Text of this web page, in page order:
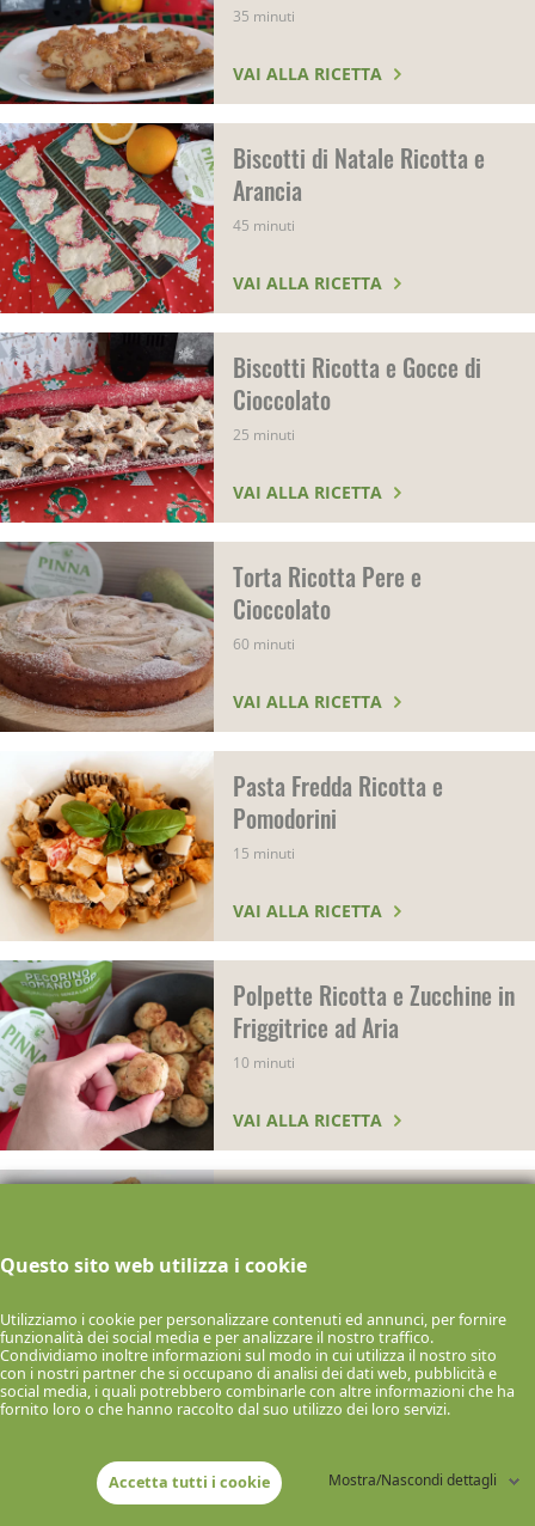
Questo sito web utilizza i cookie
Utilizziamo i cookie per personalizzare contenuti ed annunci, per fornire
funzionalità dei social media e per analizzare il nostro traffico.
Condividiamo inoltre informazioni sul modo in cui utilizza il nostro sito
con i nostri partner che si occupano di analisi dei dati web, pubblicità e
social media, i quali potrebbero combinarle con altre informazioni che ha
fornito loro o che hanno raccolto dal suo utilizzo dei loro servizi.
Accetta tutti i cookie Mostra/Nascondi dettagli
35 minuti
VAI ALLA RICETTA
Biscotti di Natale Ricotta e
Arancia
45 minuti
VAI ALLA RICETTA
Biscotti Ricotta e Gocce di
Cioccolato
25 minuti
VAI ALLA RICETTA
Torta Ricotta Pere e
Cioccolato
60 minuti
VAI ALLA RICETTA
Pasta Fredda Ricotta e
Pomodorini
15 minuti
VAI ALLA RICETTA
Polpette Ricotta e Zucchine in
Friggitrice ad Aria
10 minuti
VAI ALLA RICETTA
Anellini alla Pecorara
40 minuti
VAI ALLA RICETTA